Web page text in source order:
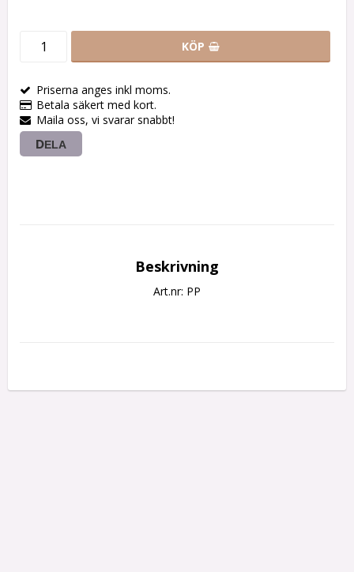
KÖP
Priserna anges inkl moms.
Betala säkert med kort.
Maila oss, vi svarar snabbt!
DELA
Beskrivning
Art.nr: PP